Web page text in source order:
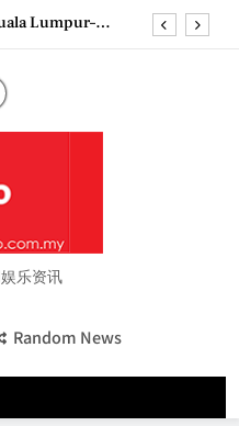
Lumpur–
Press
to Shape
Lumpur–
with next-
乐资讯
Random News